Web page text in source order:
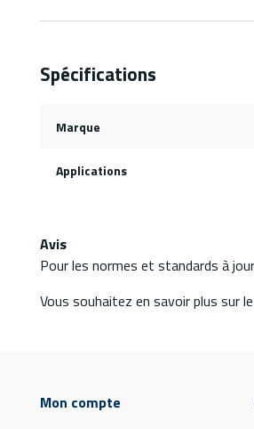
Spécifications
Marque
Applications
Avis
Pour les normes et standards à
Vous souhaitez en savoir plus sur
Mon compte